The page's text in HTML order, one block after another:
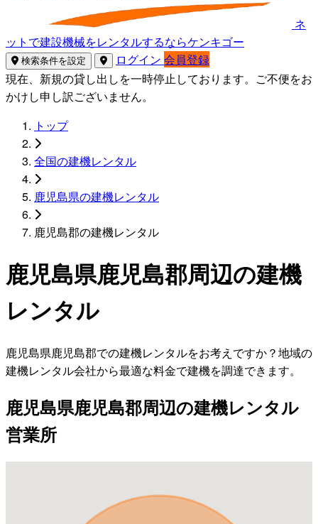
ネ
ットで建設機械をレンタルするならケンキゴー
検索条件を設定 ログイン 会員登録
現在、新規の貸し出しを一時停止しております。ご不便をお
かけし申し訳ございません。
トップ
全国の建機レンタル
鹿児島県の建機レンタル
鹿児島郡の建機レンタル
鹿児島県鹿児島郡周辺の建機
レンタル
鹿児島県鹿児島郡での建機レンタルをお考えですか？地域の
建機レンタル会社から最適な料金で建機を調達できます。
鹿児島県鹿児島郡周辺の建機レンタル
営業所